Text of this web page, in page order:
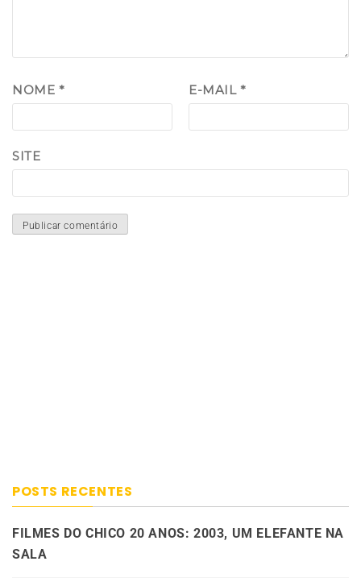
NOME * E-MAIL*
SITE
POSTS RECENTES
FILMES DO CHICO 20 ANOS: 2003, UM ELEFANTE NA
SALA